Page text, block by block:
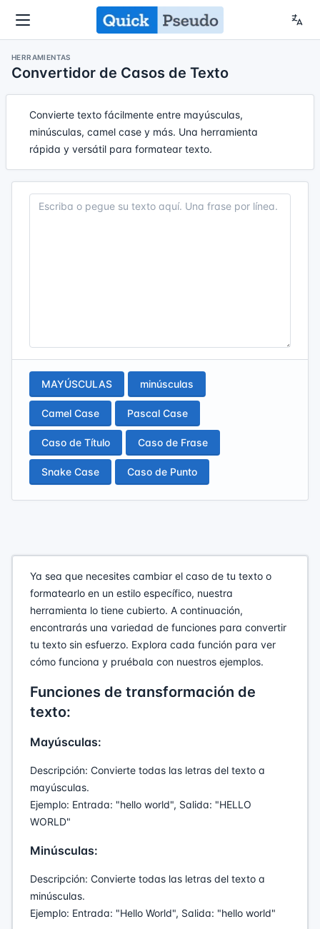
HERRAMIENTAS
Convertidor de Casos de Texto
Convierte texto fácilmente entre mayúsculas,
minúsculas, camel case y más. Una herramienta
rápida y versátil para formatear texto.
MAYÚSCULAS minúsculas
Camel Case Pascal Case
Caso de Título Caso de Frase
Snake Case Caso de Punto
Ya sea que necesites cambiar el caso de tu texto o
formatearlo en un estilo específico, nuestra
herramienta lo tiene cubierto. A continuación,
encontrarás una variedad de funciones para convertir
tu texto sin esfuerzo. Explora cada función para ver
cómo funciona y pruébala con nuestros ejemplos.
Funciones de transformación de
texto:
Mayúsculas:
Descripción: Convierte todas las letras del texto a
mayúsculas.
Ejemplo: Entrada: "hello world", Salida: "HELLO
WORLD"
Minúsculas:
Descripción: Convierte todas las letras del texto a
minúsculas.
Ejemplo: Entrada: "Hello World", Salida: "hello world"